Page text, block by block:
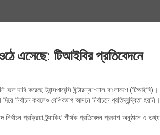
এসেছে: টিআইবির প্রতিবেদনে
দাবি করেছে ট্রান্সপারেন্সি ইন্টারন্যাশনাল বাংলাদেশ (টিআইবি)।
নির্বাচন করলেও বেশিরভাগ আসনে নির্বাচনে প্রতিদ্বন্দ্বিতা হয়নি।
প্রক্রিয়া ট্র্যাকিং’ শীর্ষক প্রতিবেদন প্রকাশ অনুষ্ঠানে এ তথ্য